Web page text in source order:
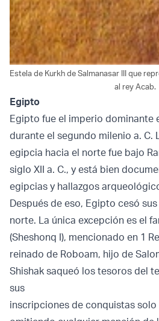
Estela de Kurkh de Salmanasar III que
al rey Acab.
Egipto
Egipto fue el imperio dominante
durante el segundo milenio a. C.
egipcia hacia el norte fue bajo
siglo XII a. C., y está bien
egipcias y hallazgos
Después de eso, Egipto cesó
norte. La única excepción es el
(Sheshonq I), mencionado en 1
reinado de Roboam, hijo de
Shishak saqueó los tesoros del
sus
inscripciones de conquistas solo